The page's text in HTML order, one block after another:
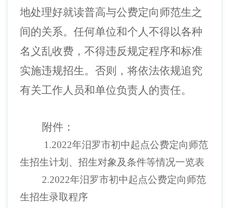
地处理好就读普高与公费定向师范生之
间的关系。任何单位和个人不得以各种
名义乱收费，不得违反规定程序和标准
实施违规招生。否则，将依法依规追究
有关工作人员和单位负责人的责任。
附件：
1.2022年汨罗市初中起点公费定向师范
生招生计划、招生对象及条件等情况一览表
2.2022年汨罗市初中起点公费定向师范
生招生录取程序